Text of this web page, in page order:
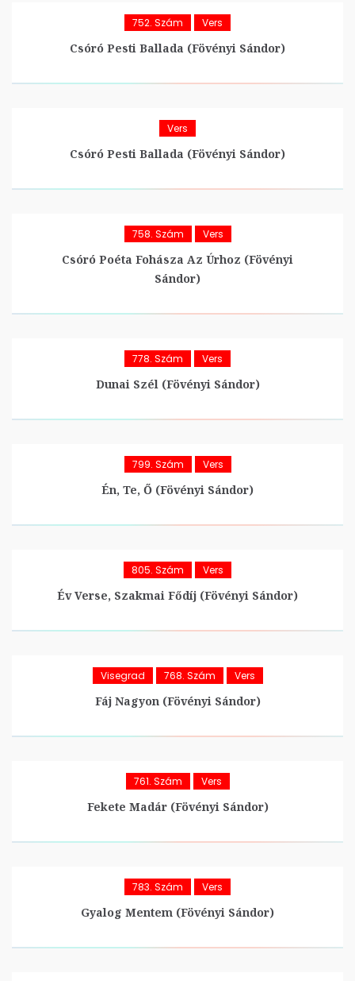
752. Szám Vers
Csóró Pesti Ballada (Fövényi Sándor)
Vers
Csóró Pesti Ballada (Fövényi Sándor)
758. Szám Vers
Csóró Poéta Fohásza Az Úrhoz (Fövényi
Sándor)
778. Szám Vers
Dunai Szél (Fövényi Sándor)
799. Szám Vers
Én, Te, Ő (Fövényi Sándor)
805. Szám Vers
Év Verse, Szakmai Fődíj (Fövényi Sándor)
Visegrad 768. Szám Vers
Fáj Nagyon (Fövényi Sándor)
761. Szám Vers
Fekete Madár (Fövényi Sándor)
783. Szám Vers
Gyalog Mentem (Fövényi Sándor)